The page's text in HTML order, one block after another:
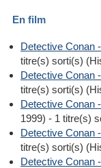
En film
Detective Conan
titre(s) sorti(s)
Detective Conan
titre(s) sorti(s)
Detective Conan
1999) - 1 titre(s)
Detective Conan
titre(s) sorti(s)
Detective Conan